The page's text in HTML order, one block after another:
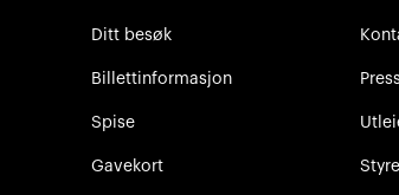
Ditt besøk
Billettinformasjon
Spise
Gavekort